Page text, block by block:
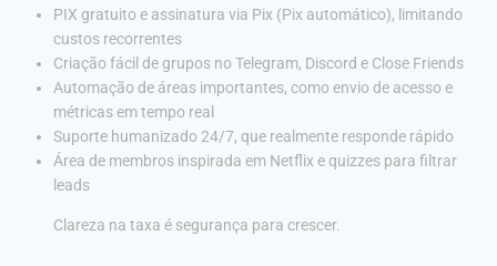
PIX gratuito e assinatura via Pix (Pix automático), limitando
custos recorrentes
Criação fácil de grupos no Telegram, Discord e Close Friends
Automação de áreas importantes, como envio de acesso e
métricas em tempo real
Suporte humanizado 24/7, que realmente responde rápido
Área de membros inspirada em Netflix e quizzes para filtrar
leads
Clareza na taxa é segurança para crescer.